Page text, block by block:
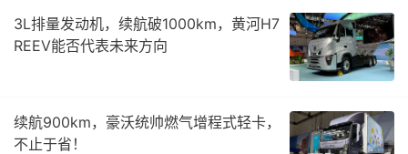
3L排量发动机，续航破1000km，黄河H7
REEV能否代表未来方向
续航900km，豪沃统帅燃气增程式轻卡，
不止于省！